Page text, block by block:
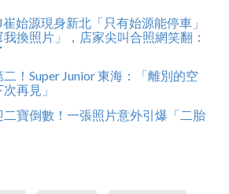
始源現身新北「只有始源能停車」
換照片」，店家尖叫合照網笑翻：
！Super Junior 東海：「離別的空
再見」
寶倒數！一張照片意外引爆「二胎